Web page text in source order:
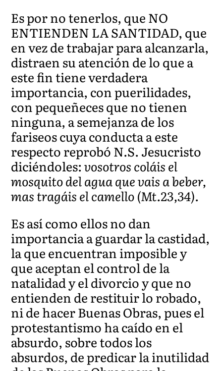
Es por no tenerlos, que NO
ENTIENDEN LA SANTIDAD, que
en vez de trabajar para alcanzarla,
distraen su atención de lo que a
este fin tiene verdadera
importancia, con puerilidades,
con pequeñeces que no tienen
ninguna, a semejanza de los
fariseos cuya conducta a este
respecto reprobó N.S. Jesucristo
diciéndoles:vosotros coláis el
mosquito del agua que vais a beber,
mas tragáis el camello (Mt.23,34).
Es así como ellos no dan
importancia a guardar la castidad,
la que encuentran imposible y
que aceptan el control de la
natalidad y el divorcio y que no
entienden de restituir lo robado,
ni de hacer Buenas Obras, pues el
protestantismo ha caído en el
absurdo, sobre todos los
absurdos, de predicar la inutilidad